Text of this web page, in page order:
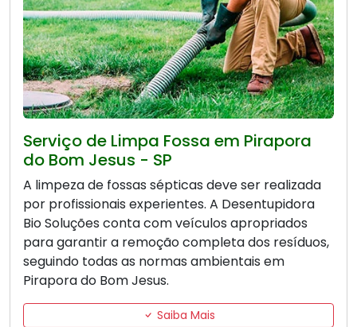
Serviço de Limpa Fossa em Pirapora
do Bom Jesus - SP
A limpeza de fossas sépticas deve ser realizada
por profissionais experientes. A Desentupidora
Bio Soluções conta com veículos apropriados
para garantir a remoção completa dos resíduos,
seguindo todas as normas ambientais em
Pirapora do Bom Jesus.
Saiba Mais